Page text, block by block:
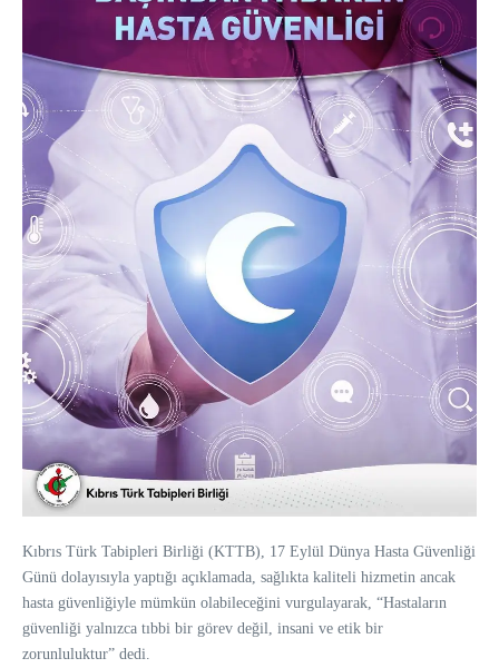
Kıbrıs Türk Tabipleri Birliği (KTTB), 17 Eylül Dünya Hasta Güvenliği
Günü dolayısıyla yaptığı açıklamada, sağlıkta kaliteli hizmetin ancak
hasta güvenliğiyle mümkün olabileceğini vurgulayarak, “Hastaların
güvenliği yalnızca tıbbi bir görev değil, insani ve etik bir
zorunluluktur” dedi.